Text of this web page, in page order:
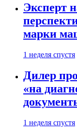
Эксперт
марки
1 неделя спустя
Дилер
«на
1 неделя спустя